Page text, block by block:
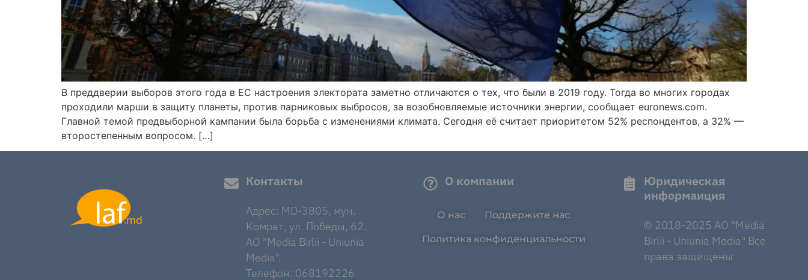
В преддверии выборов этого года в ЕС настроения электората заметно отличаются о тех, что были в 2019 году. Тогда во многих городах
проходили марши в защиту планеты, против парниковых выбросов, за возобновляемые источники энергии, сообщает euronews.com.
Главной темой предвыборной кампании была борьба с изменениями климата. Сегодня её считает приоритетом 52% респондентов, а 32% —
второстепенным вопросом. […]
Контакты
Адрес: MD-3805, мун.
Комрат, ул. Победы, 62.
AO "Media Birlii - Uniunia
Media".
Телефон: 068192226
О компании
О нас Поддержите нас
Политика конфиденциальности
Юридическая
информаиция
© 2018-2025 AO "Media
Birlii - Uniunia Media" Все
права защищены